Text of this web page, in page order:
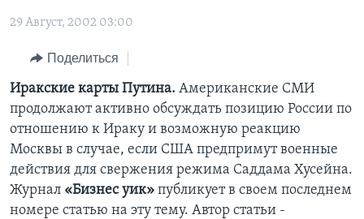
навигации
Перейти
поиск
НОВОСТИ ЗА МИНУТУ
ИТОГИ
ПОЧЕМУ ЭТО ВАЖНО?
ДИСКУССИЯ VOA
ДЕТАЛИ
НЬЮ-ЙОРК NEW YORK
АМЕРИКА. БОЛЬШОЕ ПУТЕШЕСТВИЕ
УЧИМ АНГЛИЙСКИЙ
НАША АМЕРИКАНСКАЯ ИСТОРИЯ
А КАК В АМЕРИКЕ?
АРТЕФАКТЫ
АМЕРИКАНСКИЕ ГОРОДКИ
ТЕСТЫ
ЭКСПЕРТИЗА
ИНТЕРВЬЮ
ФАКТЫ ПРОТИВ ФЕЙКОВ
ЗА СВОБОДУ ПРЕССЫ
УЧИМ АНГЛИЙСКИЙ
ВИДЕО
ПОДПИСКА НА НОВОСТИ
29 Август, 2002 03:00
Поделиться
Иракские карты Путина. Американские СМИ
продолжают активно обсуждать позицию России по
отношению к Ираку и возможную реакцию
Москвы в случае, если США предпримут военные
действия для свержения режима Саддама Хусейна.
Журнал «Бизнес уик» публикует в своем последнем
номере статью на эту тему. Автор статьи -